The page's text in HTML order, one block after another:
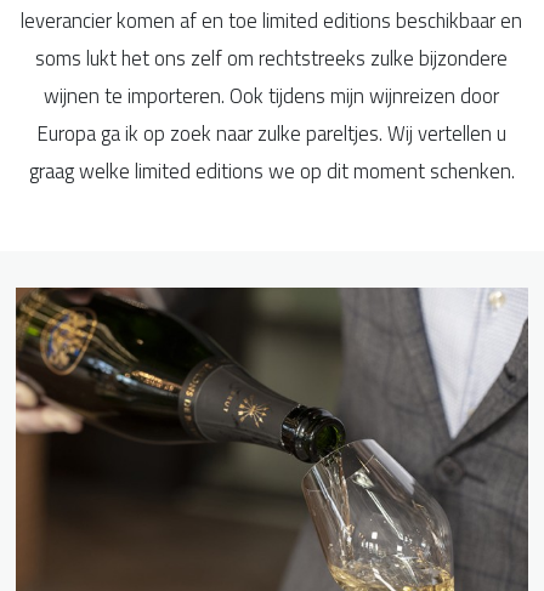
leverancier komen af en toe limited editions beschikbaar en
soms lukt het ons zelf om rechtstreeks zulke bijzondere
wijnen te importeren. Ook tijdens mijn wijnreizen door
Europa ga ik op zoek naar zulke pareltjes. Wij vertellen u
graag welke limited editions we op dit moment schenken.